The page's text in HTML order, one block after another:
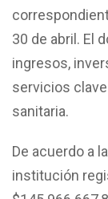
30 de abril. El
ingresos,
servicios
sanitaria.
De acuerdo a
institución